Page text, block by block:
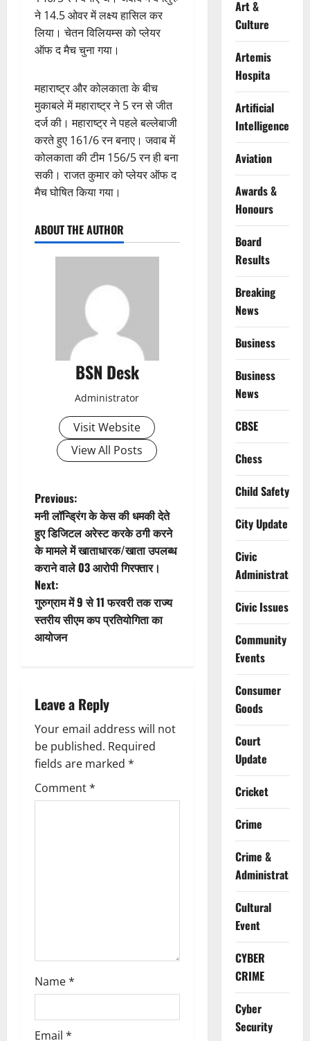
ने 14.5 ओवर में लक्ष्य हासिल कर
लिया। चेतन विलियम्स को प्लेयर
ऑफ द मैच चुना गया।
महाराष्ट्र और कोलकाता के बीच
मुकाबले में महाराष्ट्र ने 5 रन से जीत
दर्ज की। महाराष्ट्र ने पहले बल्लेबाजी
करते हुए 161/6 रन बनाए। जवाब में
कोलकाता की टीम 156/5 रन ही बना
सकी। राजत कुमार को प्लेयर ऑफ द
मैच घोषित किया गया।
ABOUT THE AUTHOR
BSN Desk
Administrator
Visit Website
View All Posts
P
o
s
t
n
a
i
g
a
t
Previous:
मनी लॉन्ड्रिंग के केस की धमकी देते
हुए डिजिटल अरेस्ट करके ठगी करने
के मामले में खाताधारक/खाता उपलब्ध
कराने वाले 03 आरोपी गिरफ्तार।
Next:
गुरुग्राम में 9 से 11 फरवरी तक राज्य
स्तरीय सीएम कप प्रतियोगिता का
आयोजन
Leave a Reply
Your email address will not
be published. Required
fields are marked *
Comment*
Name*
Email *
Art &
Culture
Artemis
Hospita
Artificial
Intelligence
Aviation
Awards &
Honours
Board
Results
Breaking
News
Business
Business
News
CBSE
Chess
Child Safety
City Update
Civic
Administration
Civic Issues
Community
Events
Consumer
Goods
Court
Update
Cricket
Crime
Crime &
Administration
Cultural
Event
CYBER
CRIME
Cyber
Security